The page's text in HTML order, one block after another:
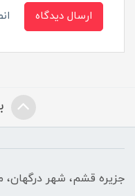
ارسال دیدگاه
جزیره قشم، شهر درگهان،